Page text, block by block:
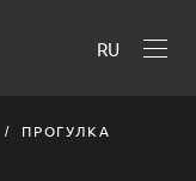
RU
ПРОГУЛКА